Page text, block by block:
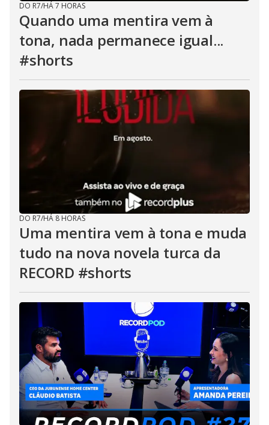
DO R7/HÁ 7 HORAS
Quando uma mentira vem à
tona, nada permanece igual...
#shorts
DO R7/HÁ 8 HORAS
Uma mentira vem à tona e muda
tudo na nova novela turca da
RECORD #shorts